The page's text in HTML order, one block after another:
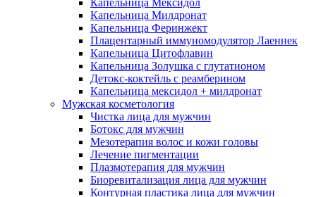
Капельница Мексидол
Капельница Милдронат
Капельница Феринжект
Плацентарный иммуномодулятор Лаеннек
Капельница Цитофлавин
Капельница Золушка с глутатионом
Детокс-коктейль с реамберином
Капельница мексидол + милдронат
Мужская косметология
Чистка лица для мужчин
Ботокс для мужчин
Мезотерапия волос и кожи головы
Лечение пигментации
Плазмотерапия для мужчин
Биоревитализация лица для мужчин
Контурная пластика лица для мужчин